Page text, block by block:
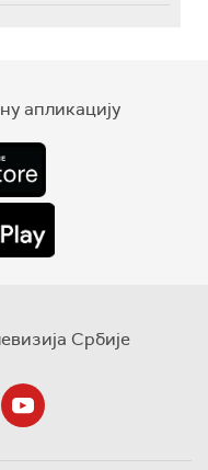
апликацију
Србије